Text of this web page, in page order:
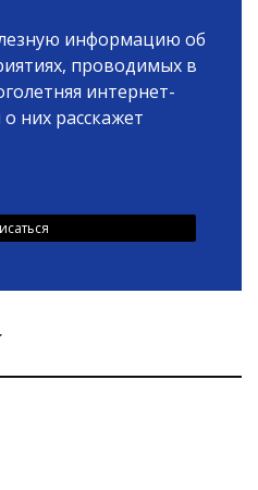
информацию об
проводимых в
интернет-
них расскажет